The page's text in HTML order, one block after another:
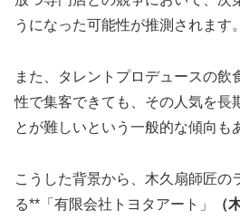
うになった可能性が推測されます。
また、タレントプロデュースの飲
性で集客できても、その人気を長
とが難しいという一般的な傾向も
こうした背景から、木久扇師匠の
る**「有限会社トヨタアート」
（